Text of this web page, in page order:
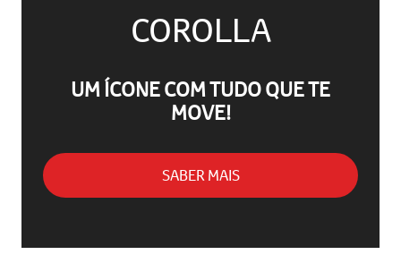
COROLLA
UM ÍCONE COM TUDO QUE TE
MOVE!
SABER MAIS